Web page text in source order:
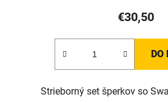
€30,50
DO
Strieborný set šperkov so